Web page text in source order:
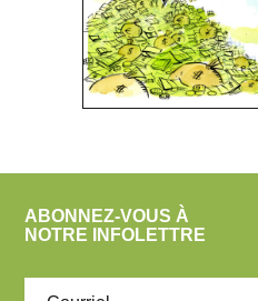
ABONNEZ-VOUS À
NOTRE INFOLETTRE